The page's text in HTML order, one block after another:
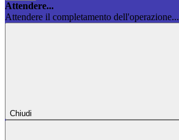
Attendere...
Attendere il completamento dell'operazione...
Chiudi